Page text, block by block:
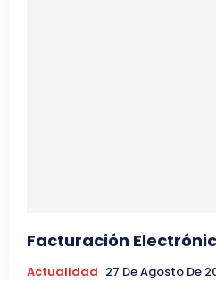
Facturación
Actualidad 27 De Agosto De